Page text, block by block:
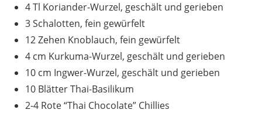
4 Tl Koriander-Wurzel, geschält und gerieben
3 Schalotten, fein gewürfelt
12 Zehen Knoblauch, fein gewürfelt
4 cm Kurkuma-Wurzel, geschält und gerieben
10 cm Ingwer-Wurzel, geschält und gerieben
10 Blätter Thai-Basilikum
2-4 Rote “Thai Chocolate” Chillies